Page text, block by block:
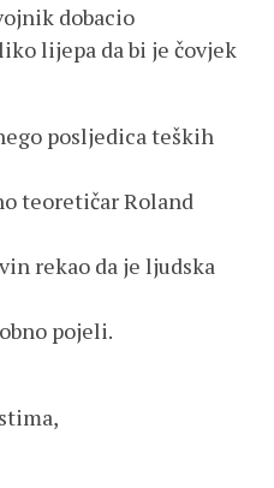
dobacio
lijepa da bi je čovjek
posljedica teških
teoretičar Roland
rekao da je ljudska
pojeli.